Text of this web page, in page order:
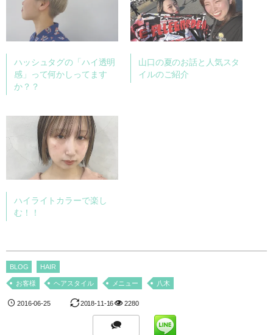
ハッシュタグの「ハイ透明
感」って何かしってます
か？？
山口の夏のお話と人気スタ
イルのご紹介
ハイライトカラーで楽し
む！！
BLOG HAIR
お客様 ヘアスタイル メニュー 八木
2016-06-25 2018-11-16 2280